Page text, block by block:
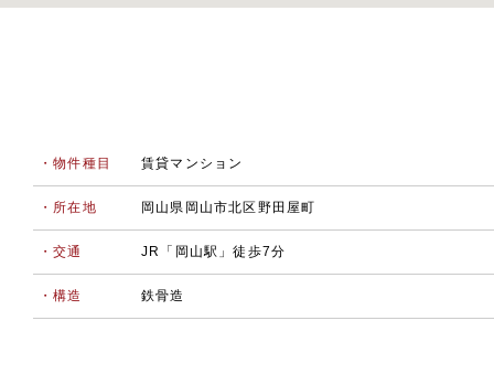
・物件種目 賃貸マンション
・所在地 岡山県岡山市北区野田屋町
・交通 JR「岡山駅」徒歩7分
・構造 鉄骨造